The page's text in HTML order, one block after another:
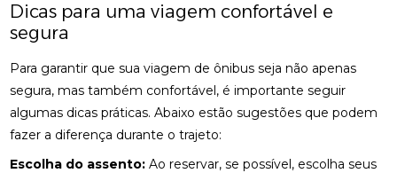
Dicas para uma viagem confortável e
segura
Para garantir que sua viagem de ônibus seja não apenas
segura, mas também confortável, é importante seguir
algumas dicas práticas. Abaixo estão sugestões que podem
fazer a diferença durante o trajeto:
Escolha do assento: Ao reservar, se possível, escolha seus